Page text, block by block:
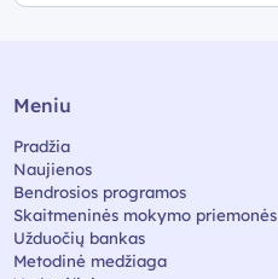
Meniu
Pradžia
Naujienos
Bendrosios programos
Skaitmeninės mokymo priemonės
Užduočių bankas
Metodinė medžiaga